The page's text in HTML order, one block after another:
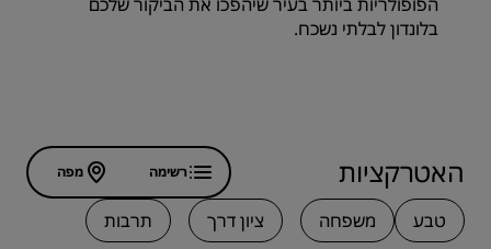
בלונדון לבלתי נשכח.
האטרקציות
טבע משפחה ציון דרך תרבות
רשימה מפה